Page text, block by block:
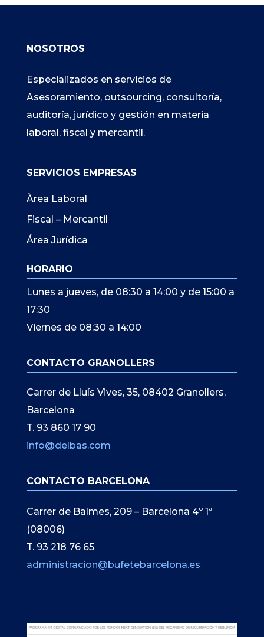
NOSOTROS
Especializados en servicios de
Asesoramiento, outsourcing, consultoría,
auditoría, jurídico y gestión en materia
laboral, fiscal y mercantil.
SERVICIOS EMPRESAS
Àrea Laboral
Fiscal – Mercantil
Área Jurídica
HORARIO
Lunes a jueves, de 08:30 a 14:00 y de 15:00 a
17:30
Viernes de 08:30 a 14:00
CONTACTO GRANOLLERS
Carrer de Lluís Vives, 35, 08402 Granollers,
Barcelona
T. 93 860 17 90
info@delbas.com
CONTACTO BARCELONA
Carrer de Balmes, 209 – Barcelona 4º 1ª
(08006)
T. 93 218 76 65
administracion@bufetebarcelona.es